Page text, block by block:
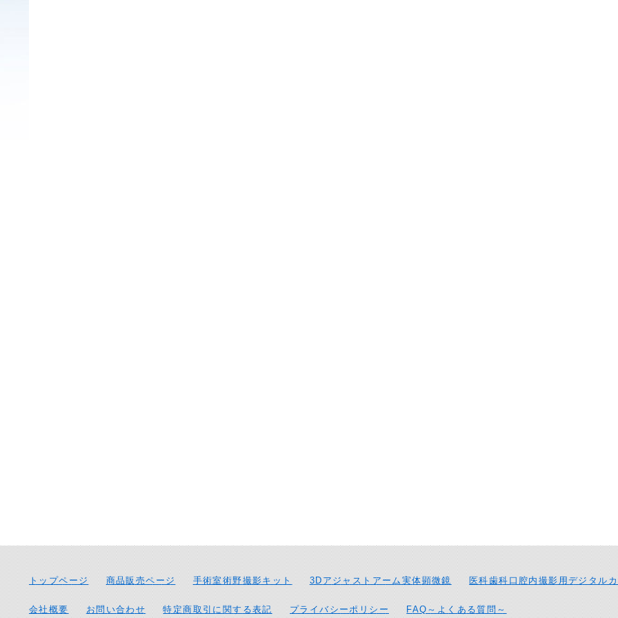
トップページ 商品販売ページ 手術室術野撮影キット 3Dアジャストアーム実体顕微鏡 医科歯科口腔内撮影用デジタル
会社概要 お問い合わせ 特定商取引に関する表記 プライバシーポリシー FAQ～よくある質問～